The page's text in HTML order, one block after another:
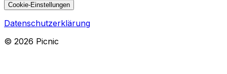
Cookie-Einstellungen
Datenschutzerklärung
© 2026 Picnic